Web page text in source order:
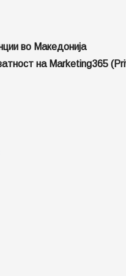
во Македонија
на Marketing365